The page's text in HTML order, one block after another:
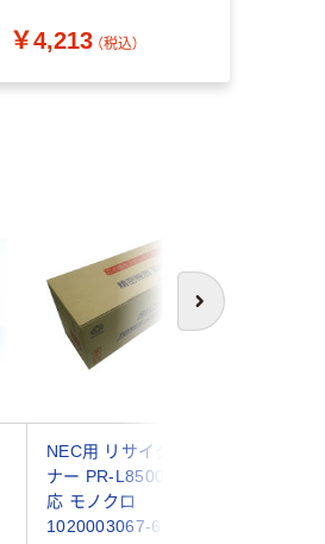
￥4,213 （税込）
次へ
NEC用 リサイクルト
ナー PR-L8500-12対
応 モノクロ
1020003067-6 1個